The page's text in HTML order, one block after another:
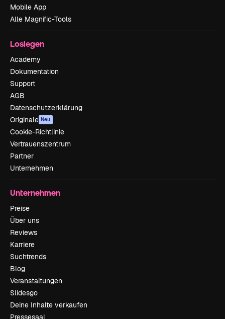
Mobile App
Alle Magnific-Tools
Loslegen
Academy
Dokumentation
Support
AGB
Datenschutzerklärung
Originale Neu
Cookie-Richtlinie
Vertrauenszentrum
Partner
Unternehmen
Unternehmen
Preise
Über uns
Reviews
Karriere
Suchtrends
Blog
Veranstaltungen
Slidesgo
Deine Inhalte verkaufen
Pressesaal